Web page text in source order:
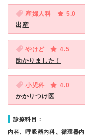
産婦人科
5.0
出産
やけど
4.5
助かりました！
小児科
4.0
かかりつけ医
診療科目：
内科、呼吸器内科、循環器